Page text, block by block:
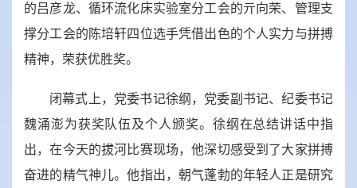
的吕彦龙、循环流化床实验室分工会的亓向荣、管理支
撑分工会的陈培轩四位选手凭借出色的个人实力与拼搏
精神，荣获优胜奖。
闭幕式上，党委书记徐纲，党委副书记、纪委书记
魏涌澎为获奖队伍及个人颁奖。徐纲在总结讲话中指
出，在今天的拔河比赛现场，他深切感受到了大家拼搏
奋进的精气神儿。他指出，朝气蓬勃的年轻人正是研究